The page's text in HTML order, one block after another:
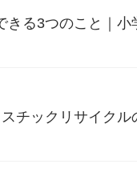
きる3つのこと｜小
チックリサイクル